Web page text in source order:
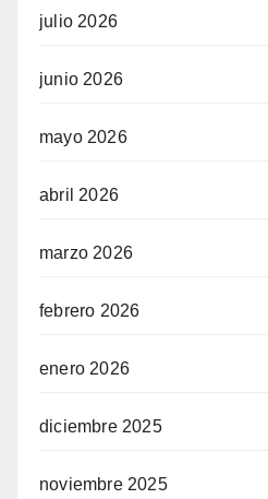
julio 2026
junio 2026
mayo 2026
abril 2026
marzo 2026
febrero 2026
enero 2026
diciembre 2025
noviembre 2025